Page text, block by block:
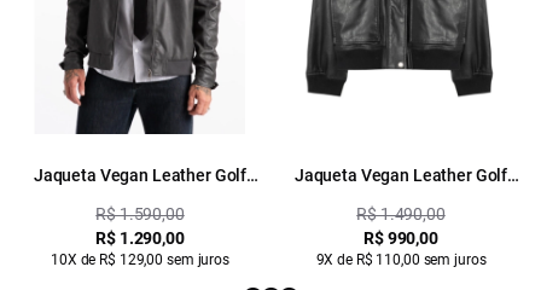
Jaqueta Vegan Leather Golf
R$ 1.590,00
R$ 1.290,00
10X de R$ 129,00 sem juros
Jaqueta Vegan Leather Golf
R$ 1.490,00
R$ 990,00
9X de R$ 110,00 sem juros